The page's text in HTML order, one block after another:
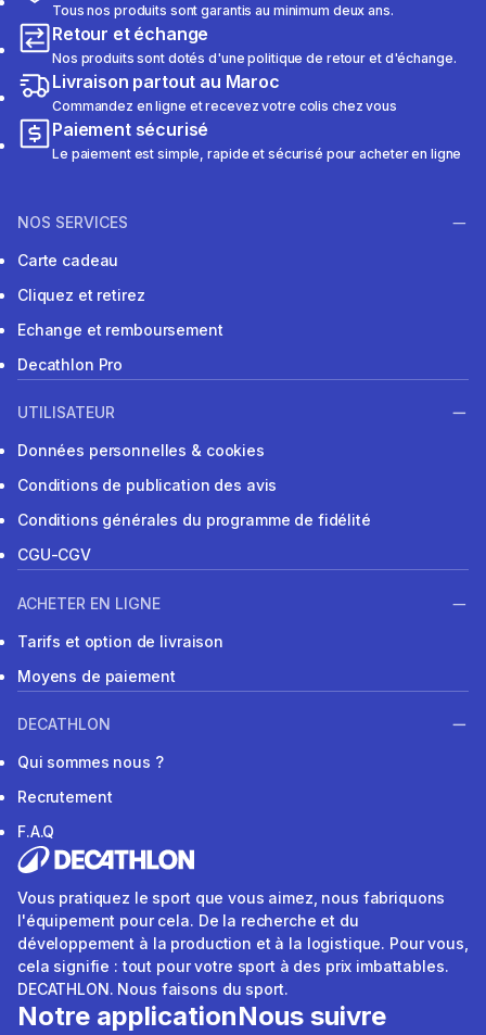
Tous nos produits sont garantis au minimum deux ans.
Retour et échange
Nos produits sont dotés d'une politique de retour et d'échange.
Livraison partout au Maroc
Commandez en ligne et recevez votre colis chez vous
Paiement sécurisé
Le paiement est simple, rapide et sécurisé pour acheter en ligne
NOS SERVICES
Carte cadeau
Cliquez et retirez
Echange et remboursement
Decathlon Pro
UTILISATEUR
Données personnelles & cookies
Conditions de publication des avis
Conditions générales du programme de fidélité
CGU-CGV
ACHETER EN LIGNE
Tarifs et option de livraison
Moyens de paiement
DECATHLON
Qui sommes nous ?
Recrutement
F.A.Q
Vous pratiquez le sport que vous aimez, nous fabriquons
l'équipement pour cela. De la recherche et du
développement à la production et à la logistique. Pour vous,
cela signifie : tout pour votre sport à des prix imbattables.
DECATHLON. Nous faisons du sport.
Notre applicationNous suivre